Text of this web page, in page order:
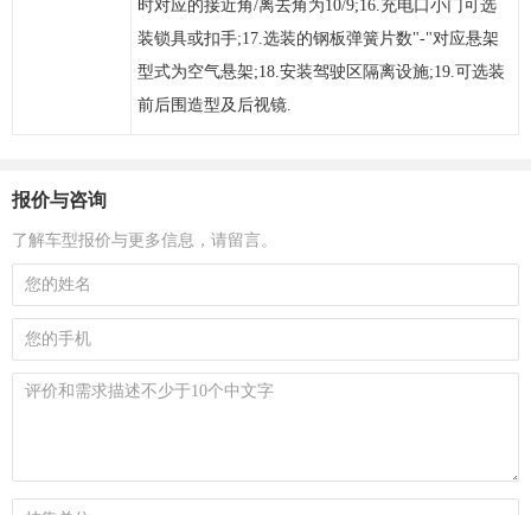
时对应的接近角/离去角为10/9;16.充电口小门可选
装锁具或扣手;17.选装的钢板弹簧片数"-"对应悬架
型式为空气悬架;18.安装驾驶区隔离设施;19.可选装
前后围造型及后视镜.
报价与咨询
了解车型报价与更多信息，请留言。